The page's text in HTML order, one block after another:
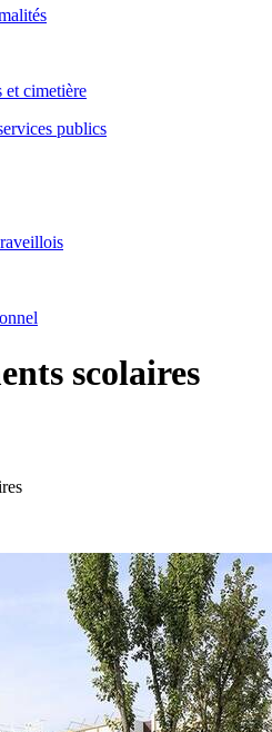
et cimetière
publics
scolaires